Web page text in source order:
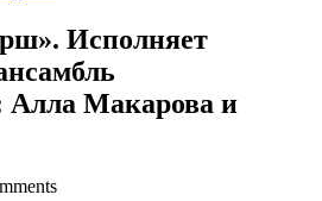
Исполняет
Алла Макарова и